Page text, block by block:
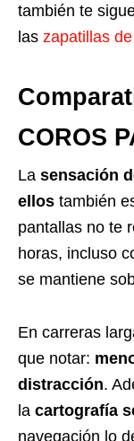
también te
las zapatillas
COROS
La sensación
ellos también
pantallas no te
horas, incluso
se mantiene
En carreras
que notar:
distracción.
la cartografía
navegación lo